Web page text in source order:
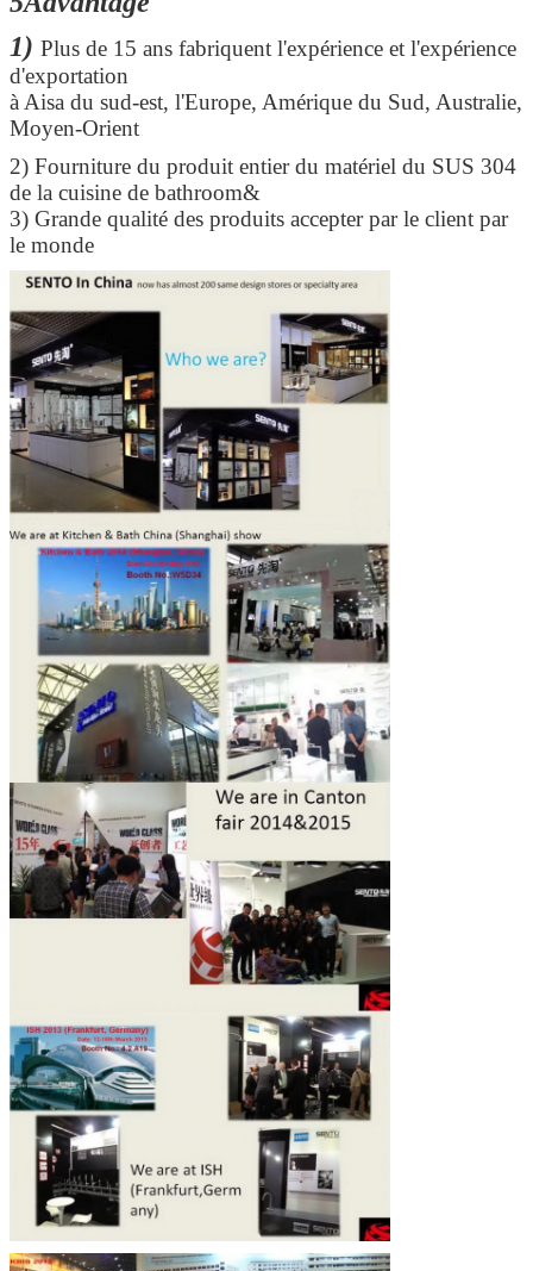
1) Plus de 15 ans fabriquent l'expérience et l'expérience
d'exportation
à Aisa du sud-est, l'Europe, Amérique du Sud, Australie,
Moyen-Orient
2) Fourniture du produit entier du matériel du SUS 304
de la cuisine de bathroom&
3) Grande qualité des produits accepter par le client par
le monde